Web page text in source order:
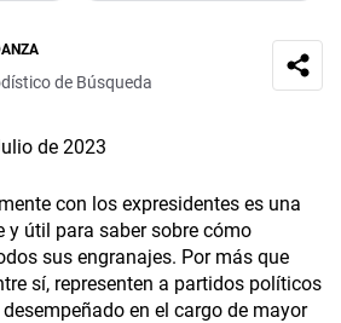
de Búsqueda
de 2023
con los expresidentes es una
y útil para saber sobre cómo
sus engranajes. Por más que
sí, representen a partidos políticos
en el cargo de mayor